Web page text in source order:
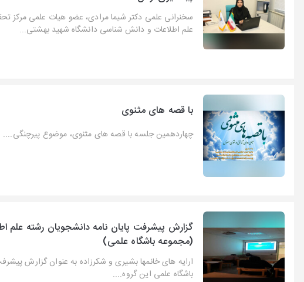
سخنرانی علمی دکتر شیما مرادی، عضو هیات علمی مرکز
علم اطلاعات و دانش شناسی دانشگاه شهید بهشتی...
با قصه های مثنوی
چهاردهمین جلسه با قصه های مثنوی، موضوع پیرچنگی....
گزارش پیشرفت پایان نامه دانشجویان رشته علم
(مجموعه باشگاه علمی)
ارایه های خانمها بشیری و شکرزاده به عنوان گزارش
باشگاه علمی این گروه....